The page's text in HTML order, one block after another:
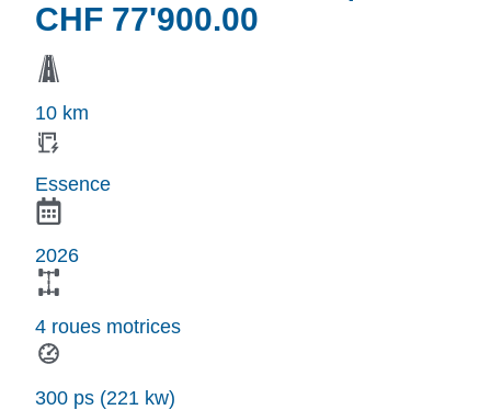
CHF 77'900.00
10 km
Essence
2026
4 roues motrices
300 ps (221 kw)